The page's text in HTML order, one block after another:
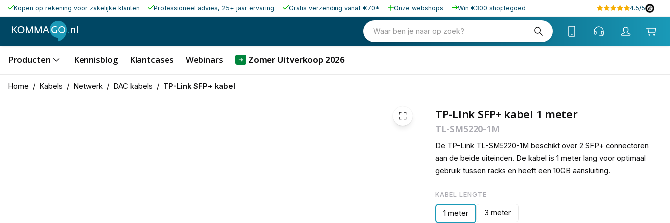
Kopen op rekening voor zakelijke klanten Professioneel advies, 25+ jaar ervaring Gratis verzending vanaf €70* Onze webshops Win €300 shoptegoed 4.5/5
Waar ben je naar op zoek?
Producten Kennisblog Klantcases Webinars ➜ Zomer Uitverkoop 2026
Home / Kabels / Netwerk / DAC kabels / TP-Link SFP+ kabel
TP-Link SFP+ kabel 1 meter
TL-SM5220-1M
De TP-Link TL-SM5220-1M beschikt over 2 SFP+ connectoren
aan de beide uiteinden. De kabel is 1 meter lang voor optimaal
gebruik tussen racks en heeft een 10GB aansluiting.
KABEL LENGTE
1 meter 3 meter
€ 32,17